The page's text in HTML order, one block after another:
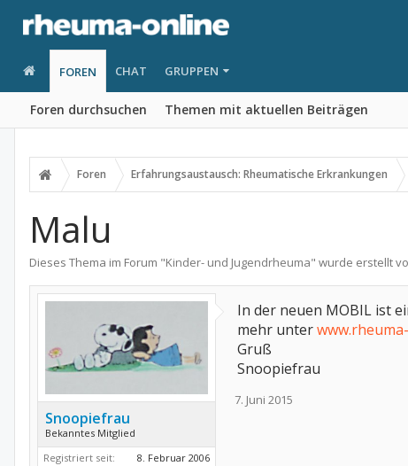
FOREN
Foren durchsuchen Themen mit aktuellen Beiträgen
CHAT GRUPPEN
Foren Erfahrungsaustausch: Rheumatische Erkrankungen
Malu
Dieses Thema im Forum "Kinder- und Jugendrheuma" wurde erstellt
Snoopiefrau
Bekanntes Mitglied
Registriert seit:
8. Februar 2006
In der neuen MOBIL ist
mehr unter
Gruß
Snoopiefrau
7. Juni 2015